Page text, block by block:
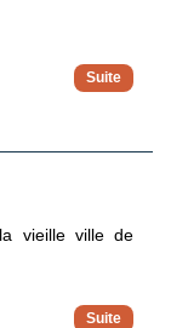
et grecque,
- 11h30.
gazeuses,
vieille ville de
célèbres de